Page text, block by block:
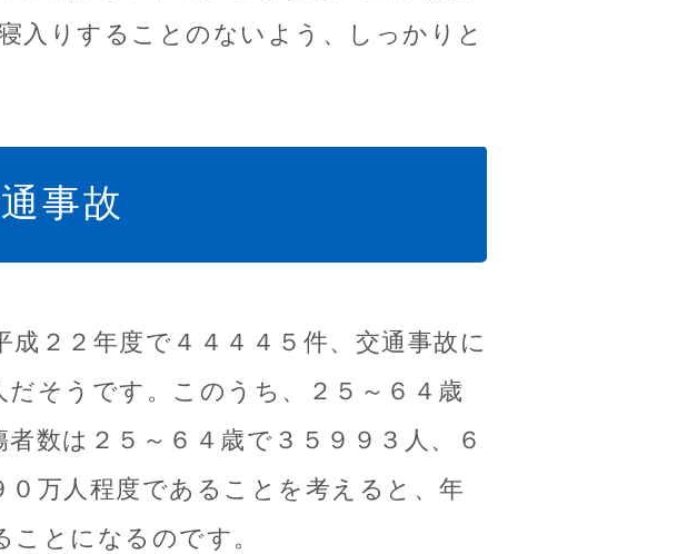
入りすることのないよう、しっかりと
事故
２２年度で４４４４５件、交通事故に
そうです。このうち、２５～６４歳
数は２５～６４歳で３５９９３人、６
万人程度であることを考えると、年
とになるのです。